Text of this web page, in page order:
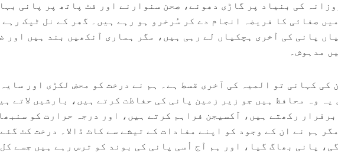
کی بنیاد پر گاڑی دھونے، صحن سنوارنے اور فٹ پاتھ پر پانی بہا
صفائی کا فریضہ انجام دے کر سُرخرو ہو رہے ہیں۔ گھر کے نل ٹپک رہے
پانی کی آخری ہچکیاں لے رہی ہیں، مگر ہماری آنکھیں بند ہیں اور
مدہوش۔
کی کہانی تو المیہ کی آخری قسط ہے۔ ہم نے درخت کو محض لکڑی اور سایہ
یہ وہ محافظ ہیں جو زیر زمین پانی کی حفاظت کرتے ہیں، بارشیں لاتے
رکھتے ہیں، آکسیجن فراہم کرتے ہیں، اور درجہ حرارت کو
ہم نے ان کے وجود کو اپنے مفادات کے تیشے سے کاٹ ڈالا۔ درخت کٹ
پانی بھاگ گیا، اور ہم آج اُسی پانی کی بوند کو ترس رہے ہیں جسے کل